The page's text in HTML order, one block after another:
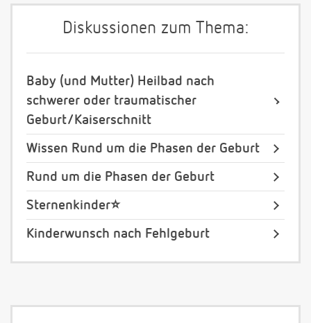
Diskussionen zum Thema:
Baby (und Mutter) Heilbad nach
schwerer oder traumatischer
Geburt/Kaiserschnitt
Wissen Rund um die Phasen der Geburt
Rund um die Phasen der Geburt
Sternenkinder⭐️
Kinderwunsch nach Fehlgeburt